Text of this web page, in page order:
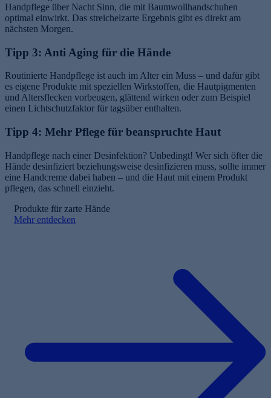
Handpflege über Nacht Sinn, die mit Baumwollhandschuhen
optimal einwirkt. Das streichelzarte Ergebnis gibt es direkt am
nächsten Morgen.
Tipp 3: Anti Aging für die Hände
Routinierte Handpflege ist auch im Alter ein Muss – und dafür gibt
es eigene Produkte mit speziellen Wirkstoffen, die Hautpigmenten
und Altersflecken vorbeugen, glättend wirken oder zum Beispiel
einen Lichtschutzfaktor für tagsüber enthalten.
Tipp 4: Mehr Pflege für beanspruchte Haut
Handpflege nach einer Desinfektion? Unbedingt! Wer sich öfter die
Hände desinfiziert beziehungsweise desinfizieren muss, sollte immer
eine Handcreme dabei haben – und die Haut mit einem Produkt
pflegen, das schnell einzieht.
Produkte für zarte Hände
Mehr entdecken